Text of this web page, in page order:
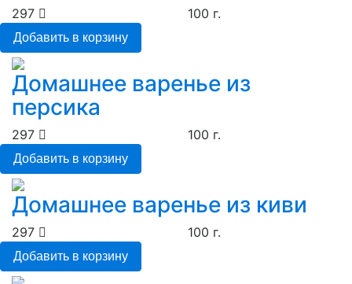
297 100 г.
Добавить в корзину
Домашнее варенье из
персика
297 100 г.
Добавить в корзину
Домашнее варенье из киви
297 100 г.
Добавить в корзину